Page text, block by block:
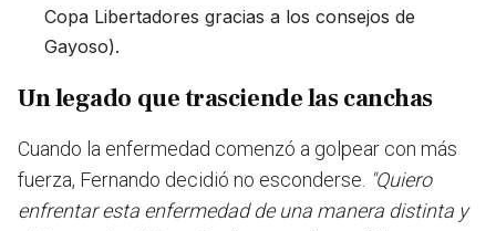
Copa Libertadores gracias a los consejos de
Gayoso).
Un legado que trasciende las canchas
Cuando la enfermedad comenzó a golpear con más
fuerza, Fernando decidió no esconderse. "Quiero
enfrentar esta enfermedad de una manera distinta y